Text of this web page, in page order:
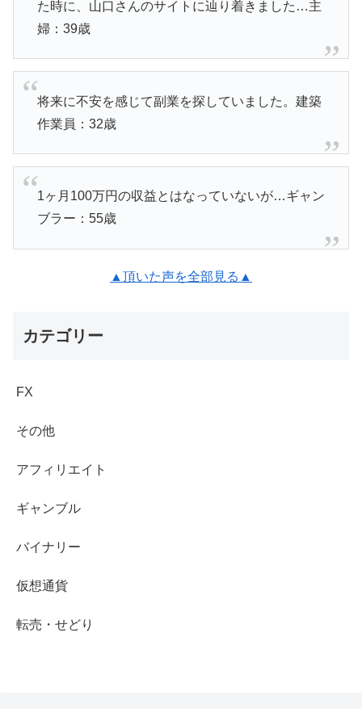
た時に、山口さんのサイトに辿り着きました…主
婦：39歳
将来に不安を感じて副業を探していました。建築
作業員：32歳
1ヶ月100万円の収益とはなっていないが…ギャン
ブラー：55歳
▲頂いた声を全部見る▲
カテゴリー
FX
その他
アフィリエイト
ギャンブル
バイナリー
仮想通貨
転売・せどり